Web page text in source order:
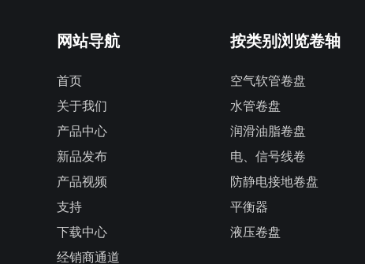
网站导航
首页
关于我们
产品中心
新品发布
产品视频
支持
下载中心
经销商通道
按类别浏览卷轴
空气软管卷盘
水管卷盘
润滑油脂卷盘
电、信号线卷
防静电接地卷盘
平衡器
液压卷盘